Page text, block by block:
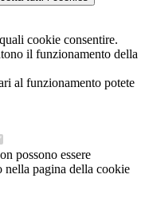
cookie consentire.
il funzionamento della
al funzionamento potete
possono essere
nella pagina della cookie